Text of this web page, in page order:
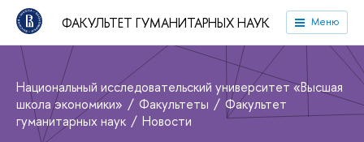
ФАКУЛЬТЕТ ГУМАНИТАРНЫХ НАУК Меню
Национальный исследовательский университет «Высшая
школа экономики»
Факультеты
Факультет
гуманитарных наук
Новости